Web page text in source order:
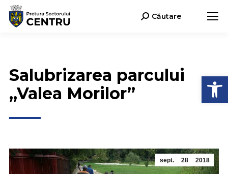
Search:Căutare
Salubrizarea parcului
„Valea Morilor”
sept. 28 2018